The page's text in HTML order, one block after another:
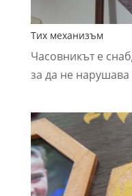
Тих механизъм
Часовникът е
за да не